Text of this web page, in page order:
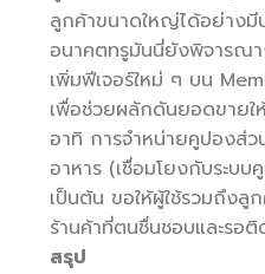
ลูกค้าขนาดใหญ่ได้อย่างมี
อนาคตทรูมันนี่ยังพิจารณา
เพิ่มฟีเจอร์ใหม่ ๆ บน
เพื่อช่วยผลักดันยอดขายใ
อาทิ การจำหน่ายคูปองส่
อาหาร (เชื่อมโยงกับระบบ
เป็นต้น ขอให้ผู้ใช้รวมถึงลู
ร้านค้าที่ตนชื่นชอบและรอติ
สรุป